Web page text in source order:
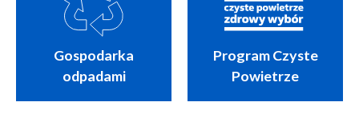
Gospodarka
odpadami
Program Czyste
Powietrze